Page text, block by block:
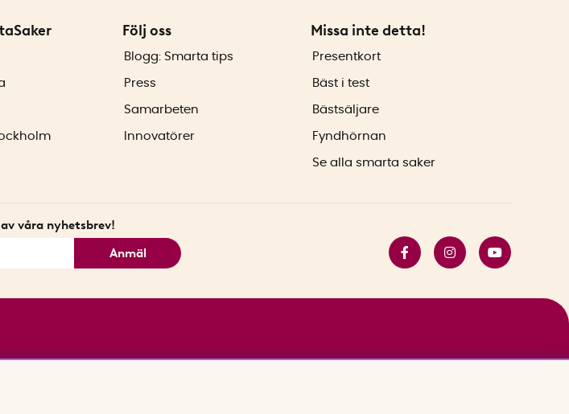
Följ oss
Blogg: Smarta tips
Press
Samarbeten
Innovatörer
Missa inte detta!
Presentkort
Bäst i test
Bästsäljare
Fyndhörnan
Se alla smarta saker
våra nyhetsbrev!
Anmäl